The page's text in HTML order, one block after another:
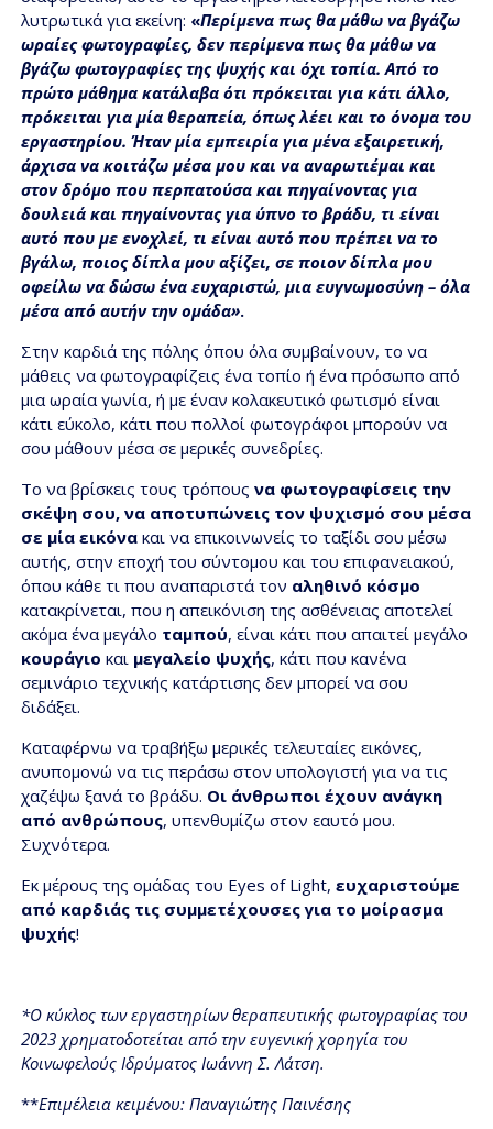
λυτρωτικά για εκείνη: «Περίμενα πως θα μάθω να βγάζω
ωραίες φωτογραφίες, δεν περίμενα πως θα μάθω να
βγάζω φωτογραφίες της ψυχής και όχι τοπία. Από το
πρώτο μάθημα κατάλαβα ότι πρόκειται για κάτι άλλο,
πρόκειται για μία θεραπεία, όπως λέει και το όνομα του
εργαστηρίου. Ήταν μία εμπειρία για μένα εξαιρετική,
άρχισα να κοιτάζω μέσα μου και να αναρωτιέμαι και
στον δρόμο που περπατούσα και πηγαίνοντας για
δουλειά και πηγαίνοντας για ύπνο το βράδυ, τι είναι
αυτό που με ενοχλεί, τι είναι αυτό που πρέπει να το
βγάλω, ποιος δίπλα μου αξίζει, σε ποιον δίπλα μου
οφείλω να δώσω ένα ευχαριστώ, μια ευγνωμοσύνη – όλα
μέσα από αυτήν την ομάδα».
Στην καρδιά της πόλης όπου όλα συμβαίνουν, το να
μάθεις να φωτογραφίζεις ένα τοπίο ή ένα πρόσωπο από
μια ωραία γωνία, ή με έναν κολακευτικό φωτισμό είναι
κάτι εύκολο, κάτι που πολλοί φωτογράφοι μπορούν να
σου μάθουν μέσα σε μερικές συνεδρίες.
Το να βρίσκεις τους τρόπουςνα φωτογραφίσεις την
σκέψη σου, να αποτυπώνεις τον ψυχισμό σου μέσα
σε μία εικόνακαι να επικοινωνείς το ταξίδι σου μέσω
αυτής, στην εποχή του σύντομου και του επιφανειακού,
όπου κάθε τι που αναπαριστά τον αληθινό κόσμο
κατακρίνεται, που η απεικόνιση της ασθένειας αποτελεί
ακόμα ένα μεγάλο ταμπού, είναι κάτι που απαιτεί μεγάλο
κουράγιο και μεγαλείο ψυχής, κάτι που κανένα
σεμινάριο τεχνικής κατάρτισης δεν μπορεί να σου
διδάξει.
Καταφέρνω να τραβήξω μερικές τελευταίες εικόνες,
ανυπομονώ να τις περάσω στον υπολογιστή για να τις
χαζέψω ξανά το βράδυ. Οι άνθρωποι έχουν ανάγκη
από ανθρώπους, υπενθυμίζω στον εαυτό μου.
Συχνότερα.
Εκ μέρους της ομάδας του Eyes of Light,ευχαριστούμε
από καρδιάς τις συμμετέχουσες για το μοίρασμα
ψυχής!
*Ο κύκλος των εργαστηρίων θεραπευτικής φωτογραφίας του
2023 χρηματοδοτείται από την ευγενική χορηγία του
Κοινωφελούς Ιδρύματος Ιωάννη Σ. Λάτση.
**Επιμέλεια κειμένου: Παναγιώτης Παινέσης